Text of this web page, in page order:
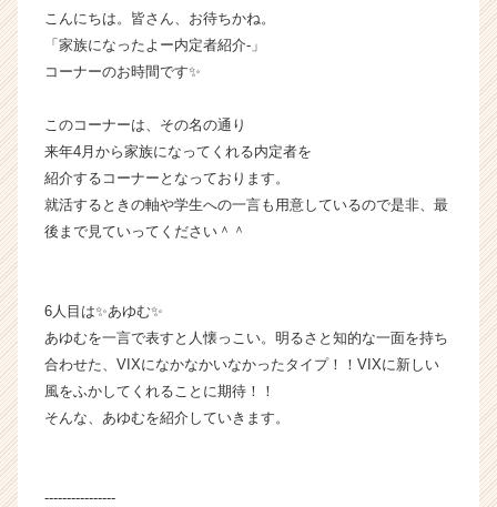
ベ
チ
ャ
成
長
企
業
ら
ト
が
届
就
こんにちは。皆さん、お待ちかね。
「家族になったよー内定者紹介‐」
コーナーのお時間です✨
このコーナーは、その名の通り
来年4月から家族になってくれる内定者を
紹介するコーナーとなっております。
就活するときの軸や学生への一言も用意しているので是非、最
後まで見ていってください＾＾
6人目は✨あゆむ✨
あゆむを一言で表すと人懐っこい。明るさと知的な一面を持ち
合わせた、VIXになかなかいなかったタイプ！！VIXに新しい
風をふかしてくれることに期待！！
そんな、あゆむを紹介していきます。
----------------